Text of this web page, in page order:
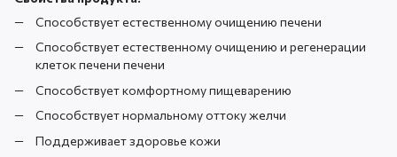
Способствует естественному очищению печени
Способствует естественному очищению и регенерации
клеток печени печени
Способствует комфортному пищеварению
Способствует нормальному оттоку желчи
Поддерживает здоровье кожи